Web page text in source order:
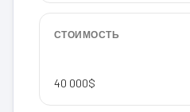
СТОИМОСТЬ
40 000$